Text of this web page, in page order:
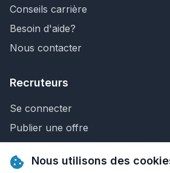
Conseils carrière
Besoin d'aide?
Nous contacter
Recruteurs
Se connecter
Publier une offre
Nous contacter
Nous utilisons des